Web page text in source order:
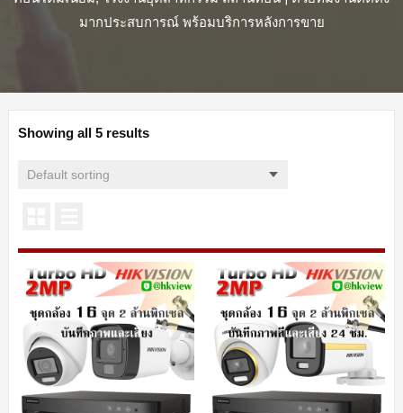
มากประสบการณ์ พร้อมบริการหลังการขาย
Showing all 5 results